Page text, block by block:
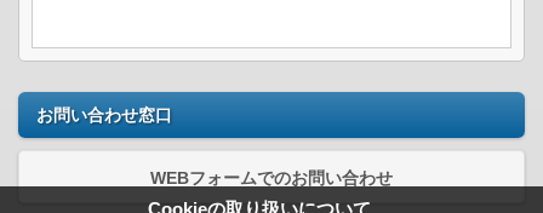
Cookieの取り扱いについて
お問い合わせ窓口
WEBフォームでのお問い合わせ